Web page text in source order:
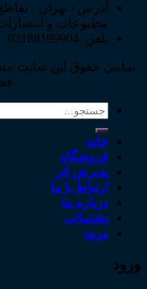
آدرس : تهران ،
مطبوعات و
تلفن: 02188199904
تمامی حقوق این سایت
جستجو
خانه
فروشگاه
پذیرش اثر
ارتباط با ما
درباره ما
پشتیبانی
ورود
ورود